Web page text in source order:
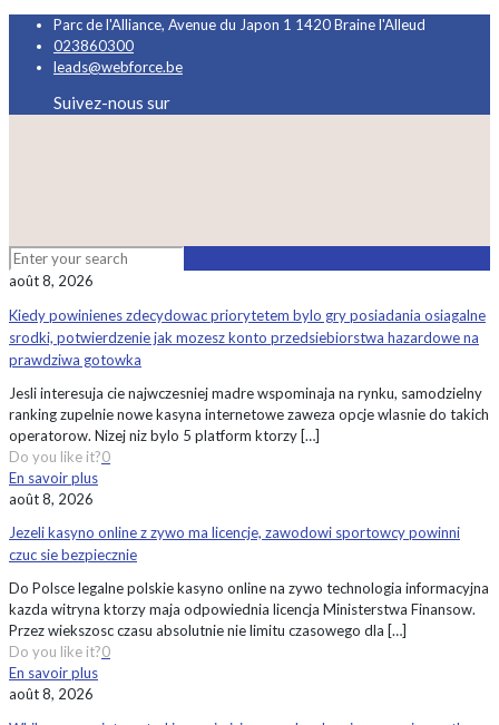
Parc de l'Alliance, Avenue du Japon 1 1420 Braine l'Alleud
023860300
leads@webforce.be
Suivez-nous sur
août 8, 2026
Kiedy powinienes zdecydowac priorytetem bylo gry posiadania osiagalne
srodki, potwierdzenie jak mozesz konto przedsiebiorstwa hazardowe na
prawdziwa gotowka
Jesli interesuja cie najwczesniej madre wspominaja na rynku, samodzielny
ranking zupelnie nowe kasyna internetowe zaweza opcje wlasnie do takich
operatorow. Nizej niz bylo 5 platform ktorzy[…]
Do you like it?0
En savoir plus
août 8, 2026
Jezeli kasyno online z zywo ma licencje, zawodowi sportowcy powinni
czuc sie bezpiecznie
Do Polsce legalne polskie kasyno online na zywo technologia informacyjna
kazda witryna ktorzy maja odpowiednia licencja Ministerstwa Finansow.
Przez wiekszosc czasu absolutnie nie limitu czasowego dla […]
Do you like it?0
En savoir plus
août 8, 2026